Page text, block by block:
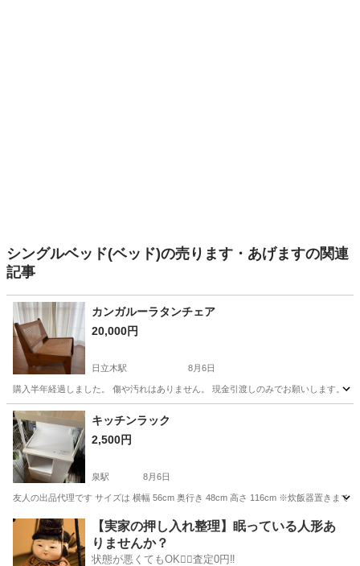
シングルベッド(ベッド)の売ります・あげますの関連
記事
カンガルーラタンチェア
20,000円
日立木駅 8月6日
購入半年経過しました。 傷や汚れはありません。 現金引渡しのみでお願いします。
福島 南相馬市 日立木駅
キッチンラック
2,500円
泉駅 8月6日
友人の出品代理です サイズは 横幅 56cm 奥行き 48cm 高さ 116cm ※炊飯器置きまで
福島 いわき市 泉駅 家具
【実家の押し入れ整理】眠っている人形あ
りませんか？
状態が悪くてもOK🙆‍♀️査定0円‼️